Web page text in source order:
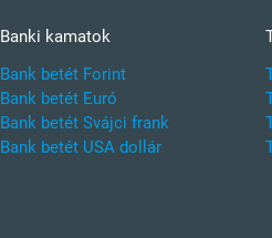
Banki kamatok
Bank betét Forint
Bank betét Euró
Bank betét Svájci frank
Bank betét USA dollár